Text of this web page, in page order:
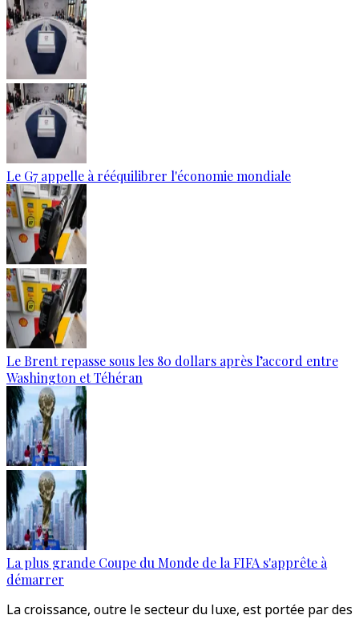
Le G7 appelle à rééquilibrer l'économie mondiale
Le Brent repasse sous les 80 dollars après l’accord entre
Washington et Téhéran
La plus grande Coupe du Monde de la FIFA s'apprête à
démarrer
La croissance, outre le secteur du luxe, est portée par des